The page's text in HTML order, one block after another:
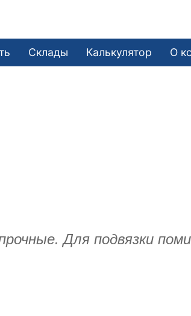
Склады Калькулятор О
Для подвязки